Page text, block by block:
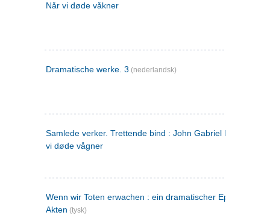
Når vi døde våkner
Dramatische werke. 3 (nederlandsk)
Samlede verker. Trettende bind : John Gabriel Borkman ;
vi døde vågner
Wenn wir Toten erwachen : ein dramatischer Epilog in drei
Akten (tysk)